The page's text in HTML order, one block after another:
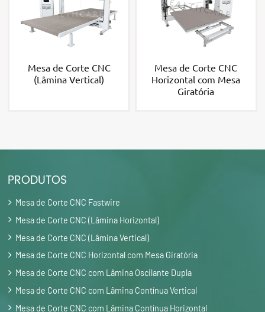
Mesa de Corte CNC
(Lâmina Vertical)
Mesa de Corte CNC
Horizontal com Mesa
Giratória
PRODUTOS
Mesa de Corte CNC Fastwire
Mesa de Corte CNC (Lâmina Horizontal)
Mesa de Corte CNC (Lâmina Vertical)
Mesa de Corte CNC Horizontal com Mesa Giratória
Mesa de Corte CNC com Lâmina Oscilante Dupla
Mesa de Corte CNC com Lâmina Contínua Vertical
Mesa de Corte CNC com Lâmina Contínua Horizontal